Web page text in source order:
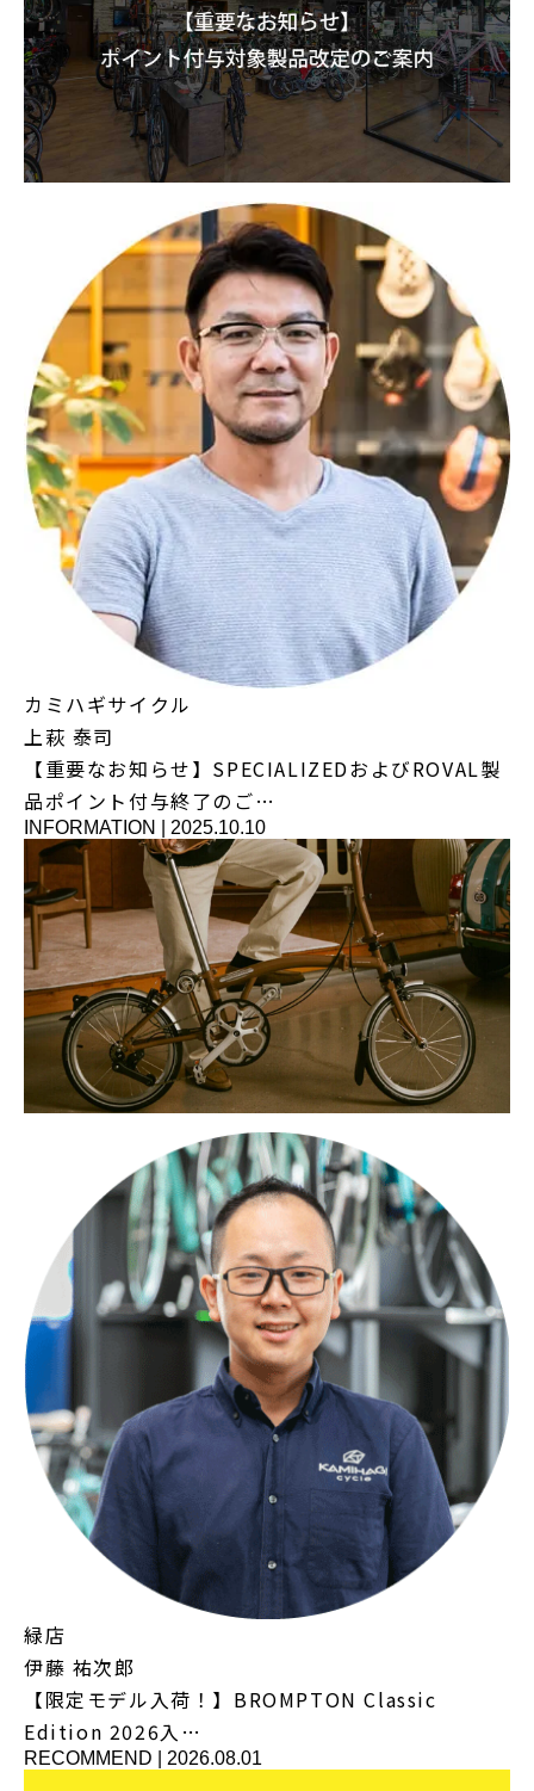
カミハギサイクル
上萩 泰司
【重要なお知らせ】SPECIALIZEDおよびROVAL製
品ポイント付与終了のご…
INFORMATION 2025.10.10
緑店
伊藤 祐次郎
【限定モデル入荷！】BROMPTON Classic
Edition 2026入…
RECOMMEND 2026.08.01